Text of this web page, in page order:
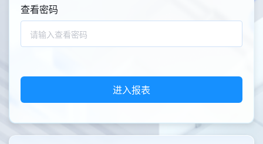
查看密码
进入报表